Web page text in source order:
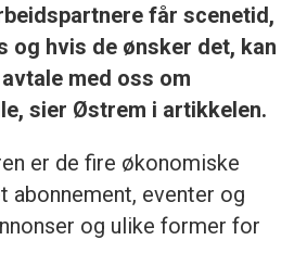
får scenetid,
og hvis de ønsker det, kan
med oss om
sier Østrem i artikkelen.
er de fire økonomiske
abonnement, eventer og
og ulike former for